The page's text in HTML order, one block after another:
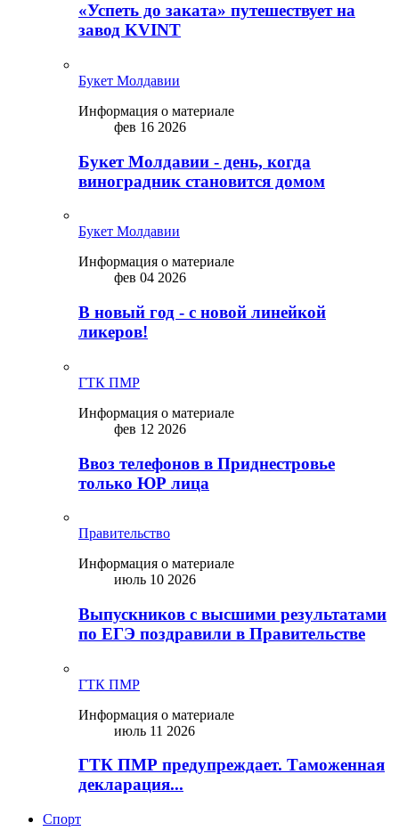
«Успеть до заката» путешествует на
завод KVINT
Букет Молдавии
Информация о материале
фев 16 2026
Букет Молдавии - день, когда
виноградник становится домом
Букет Молдавии
Информация о материале
фев 04 2026
В новый год - с новой линейкой
ликepoв!
ГТК ПМР
Информация о материале
фев 12 2026
Ввоз телефонов в Приднестровье
только ЮР лица
Правительство
Информация о материале
июль 10 2026
Выпускников с высшими результатами
по ЕГЭ поздравили в Правительстве
ГТК ПМР
Информация о материале
июль 11 2026
ГТК ПМР предупреждает. Таможенная
декларация...
Спорт